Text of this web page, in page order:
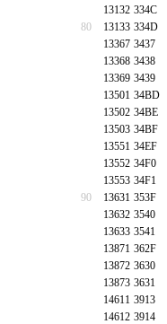
13132 334C
80
13133 334D
13367 3437
13368 3438
13369 3439
13501 34BD
13502 34BE
13503 34BF
13551 34EF
13552 34F0
13553 34F1
90
13631 353F
13632 3540
13633 3541
13871 362F
13872 3630
13873 3631
14611 3913
14612 3914